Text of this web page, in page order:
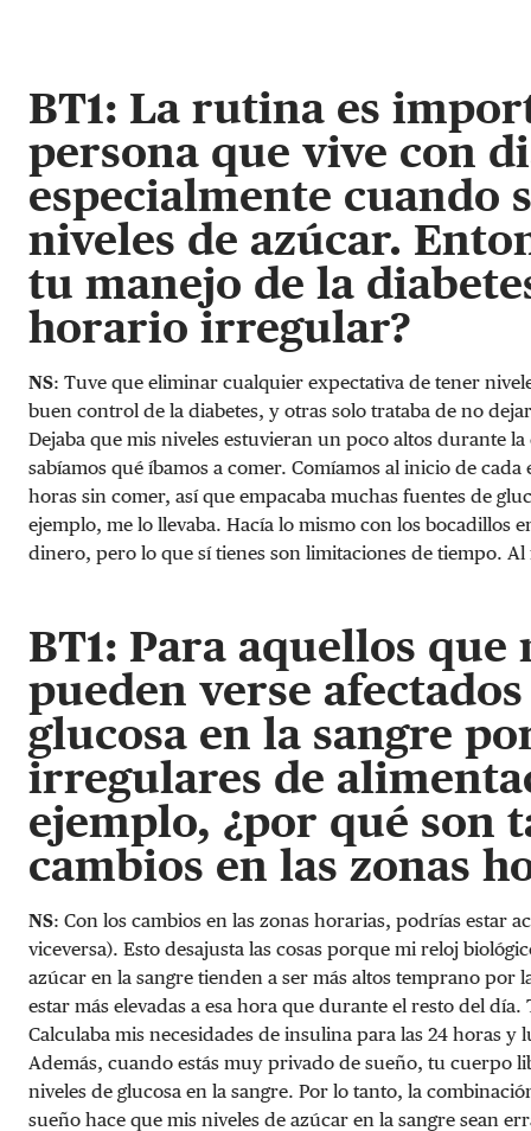
BT1: La rutina es
persona que vive con
especialmente cuando
niveles de azúcar.
tu manejo de la
horario irregular?
NS: Tuve que eliminar cualquier expectativa de tener
buen control de la diabetes, y otras solo trataba de no
Dejaba que mis niveles estuvieran un poco altos durante
sabíamos qué íbamos a comer. Comíamos al inicio de
horas sin comer, así que empacaba muchas fuentes de
ejemplo, me lo llevaba. Hacía lo mismo con los bocadillos
dinero, pero lo que sí tienes son limitaciones de tiempo. Al
BT1: Para aquellos que
pueden verse
glucosa en la sangre
irregulares de
ejemplo, ¿por qué son
cambios en las zonas
NS: Con los cambios en las zonas horarias, podrías estar
viceversa). Esto desajusta las cosas porque mi reloj
azúcar en la sangre tienden a ser más altos temprano por
estar más elevadas a esa hora que durante el resto del
Calculaba mis necesidades de insulina para las 24 horas y
Además, cuando estás muy privado de sueño, tu cuerpo
niveles de glucosa en la sangre. Por lo tanto, la
sueño hace que mis niveles de azúcar en la sangre sean